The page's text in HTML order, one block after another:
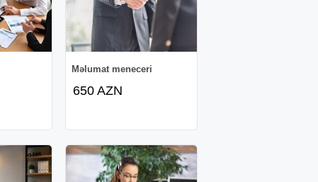
Məlumat meneceri
650 AZN